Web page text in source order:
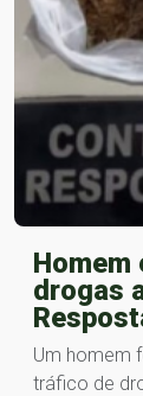
drogas
Um homem
tráfico de